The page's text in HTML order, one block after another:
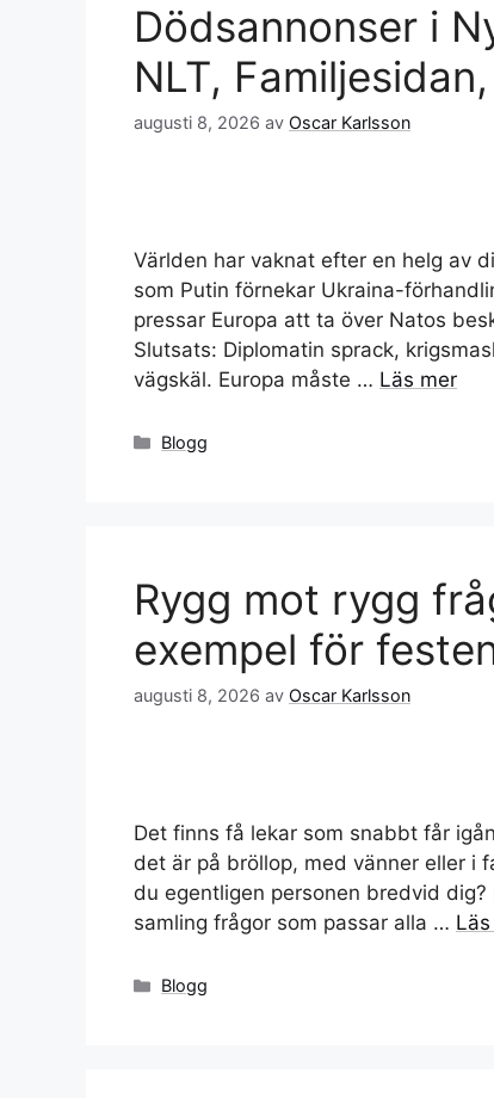
Dödsannonser i
NLT,
augusti 8, 2026 av Oscar Karlsson
Världen har vaknat efter en helg av
som Putin förnekar Ukraina-
pressar Europa att ta över Natos
Slutsats: Diplomatin sprack,
vägskäl. Europa måste … Läs mer
Kategorier
Blogg
Rygg mot rygg
exempel för
augusti 8, 2026 av Oscar Karlsson
Det finns få lekar som snabbt får
det är på bröllop, med vänner eller i
du egentligen personen bredvid
samling frågor som passar alla …
Kategorier
Blogg